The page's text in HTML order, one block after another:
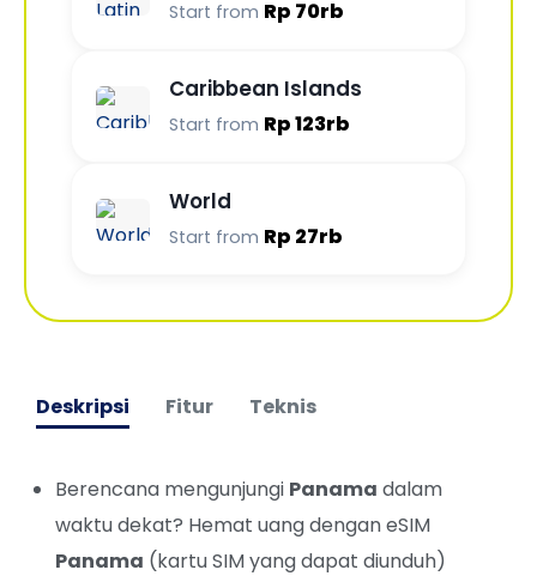
Start from Rp 70rb
Caribbean Islands
Start from Rp 123rb
World
Start from Rp 27rb
Deskripsi Fitur Teknis
Berencana mengunjungi Panama dalam
waktu dekat? Hemat uang dengan eSIM
Panama (kartu SIM yang dapat diunduh)